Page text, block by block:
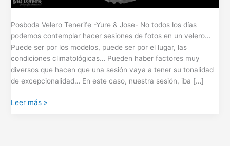
Posboda Velero Tenerife -Yure & Jose- No todos los días
podemos contemplar hacer sesiones de fotos en un velero…
Puede ser por los modelos, puede ser por el lugar, las
condiciones climatológicas… Pueden haber factores muy
diversos que hacen que una sesión vaya a tener su tonalidad
de excepcionalidad… En este caso, nuestra sesión, iba […]
Leer más »